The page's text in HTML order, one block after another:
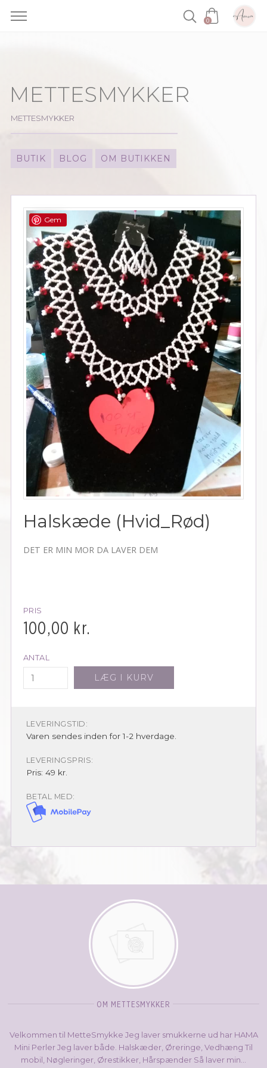
0
METTESMYKKER
METTESMYKKER
BUTIK BLOG OM BUTIKKEN
Gem
Halskæde (Hvid_Rød)
DET ER MIN MOR DA LAVER DEM
PRIS
100,00 kr.
ANTAL
LÆG I KURV
LEVERINGSTID:
Varen sendes inden for 1-2 hverdage.
LEVERINGSPRIS:
Pris: 49 kr.
BETAL MED:
OM METTESMYKKER
Velkommen til MetteSmykke Jeg laver smukkerne ud har HAMA
Mini Perler Jeg laver både. Halskæder, Øreringe, Vedhæng Til
mobil, Nøgleringer, Ørestikker, Hårspænder Så laver min...